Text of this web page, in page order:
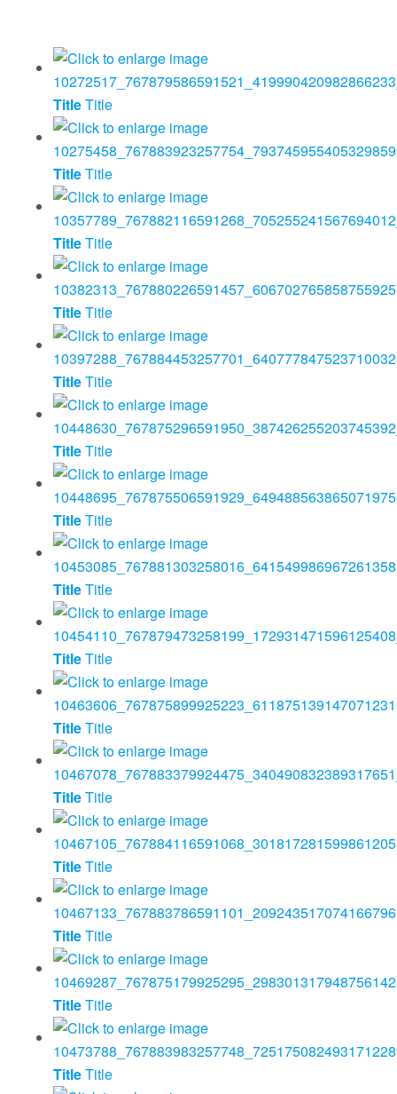
TitleTitle
TitleTitle
TitleTitle
TitleTitle
TitleTitle
TitleTitle
TitleTitle
TitleTitle
TitleTitle
TitleTitle
TitleTitle
TitleTitle
TitleTitle
TitleTitle
TitleTitle